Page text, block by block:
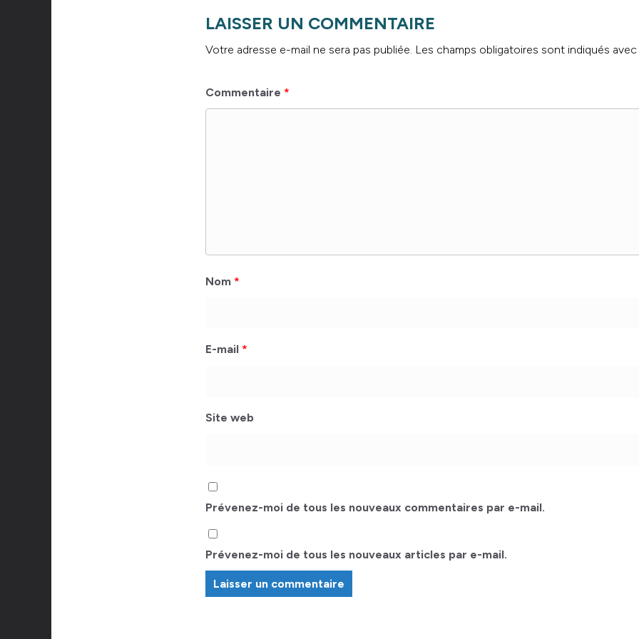
LAISSER UN COMMENTAIRE
Votre adresse e-mail ne sera pas publiée. Les champs obligatoires sont indiqués avec
Commentaire *
Nom *
E-mail *
Site web
Prévenez-moi de tous les nouveaux commentaires par e-mail.
Prévenez-moi de tous les nouveaux articles par e-mail.